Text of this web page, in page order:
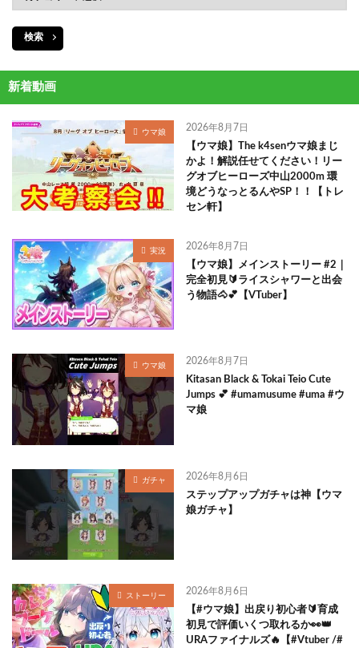
検索
新着動画
ウマ娘 2026年8月7日
【ウマ娘】The k4senウマ娘まじ
かよ！解説任せてください！リー
グオブヒーローズ中山2000m 環
境どうなっとるんやSP！！【トレ
セン軒】
実況 2026年8月7日
【ウマ娘】メインストーリー #2｜
完全初見🔰ライスシャワーと出会
う物語🐴💕【VTuber】
ウマ娘 2026年8月7日
Kitasan Black & Tokai Teio Cute
Jumps 💕 #umamusume #uma #ウ
マ娘
ガチャ 2026年8月6日
ステップアップガチャは神【ウマ
娘ガチャ】
ストーリー 2026年8月6日
【#ウマ娘】出戻り初心者🔰育成
初見で評価いくつ取れるか👀👑
URAファイナルズ🔥【#Vtuber /#